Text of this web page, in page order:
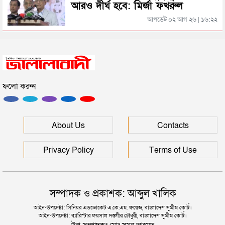
সিলেটের জোড়া ব্রিজের পাশ থেকে আটক ফরহাদ- বাদশা
প্রধানমন্ত্রী
সিলেটে আরও দুইজনের মৃত্যু, হাসপাতালে ৩ শতাধিক
আরও দীর্ঘ হবে: মির্জা ফখরুল
আপডেট ০২ আগ ২৬ | ১৬:২২
ফলো করুন
About Us Contacts
Privacy Policy Terms of Use
সম্পাদক ও প্রকাশক: আব্দুল খালিক
আইন-উপদেষ্টা: সিনিয়র এডভোকেট এ.কে.এম. ফয়েজ, বাংলাদেশ সুপ্রীম কোর্ট।
আইন-উপদেষ্টা: ব্যারিস্টার ফয়সাল দস্তগীর চৌধুরী, বাংলাদেশ সুপ্রীম কোর্ট।